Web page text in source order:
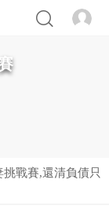
戰賽,還清負債只